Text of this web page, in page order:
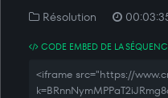
Résolution
CODE EMBED DE LA
<iframe src="https://